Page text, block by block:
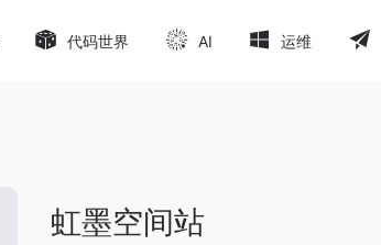
代码世界 AI 运维
虹墨空间站